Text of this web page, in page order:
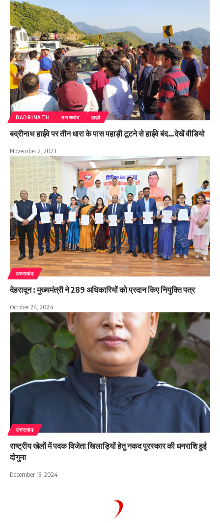
BADRINATH उत्तराखंड हाइवे
बद्रीनाथ हाईवे पर तीन धारा के पास पहाड़ी टूटने से हाईवे बंद…देखें वीडियो
November 2, 2023
उत्तराखंड
देहरादून : मुख्यमंत्री ने 289 अधिकारियों को प्रदान किए नियुक्ति पत्र
October 24, 2024
उत्तराखंड
राष्ट्रीय खेलों में पदक विजेता खिलाड़ियों हेतु नकद पुरस्कार की धनराशि हुई
दोगुना
December 13, 2024